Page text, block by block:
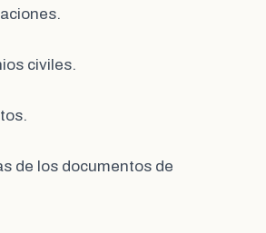
civiles.
de los documentos de